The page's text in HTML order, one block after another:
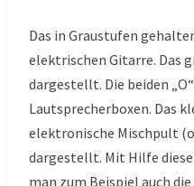
Das in Graustufen
elektrischen Gitarre. Das
dargestellt. Die beiden
Lautsprecherboxen. Das
elektronische Mischpult
dargestellt. Mit Hilfe
man zum Beispiel auch